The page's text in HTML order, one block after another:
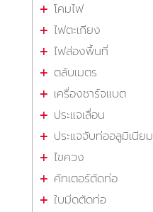
โคมไฟ
ไฟตะเกียง
ไฟส่องพื้นที่
ตลับเมตร
เครื่องชาร์จแบต
ประแจเลื่อน
ประแจจับท่ออลูมิเนียม
ไขควง
คัทเตอร์ตัดท่อ
ใบมีดตัดท่อ